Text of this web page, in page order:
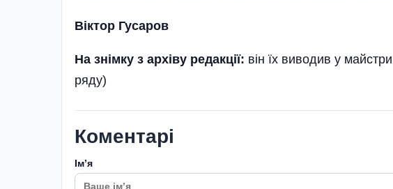
Віктор Гусаров
На знімку з архіву редакції: він їх виводив у
ряду)
Коментарі
Імʼя